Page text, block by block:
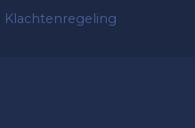
Klachtenregeling